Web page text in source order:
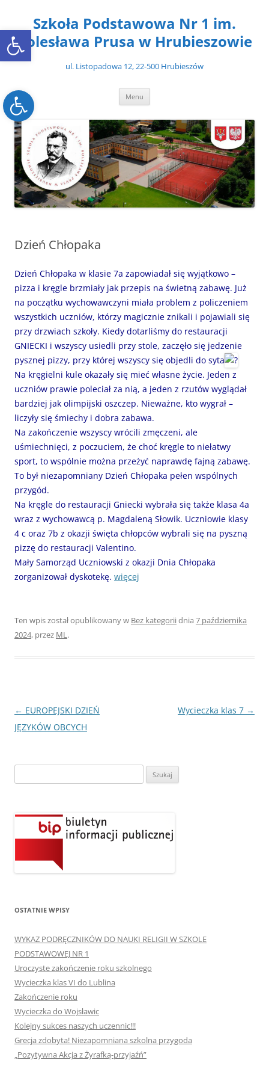
Open toolbar
Open toolbar
treściSzkoła Podstawowa Nr 1 im.
Bolesława Prusa w Hrubieszowie
ul. Listopadowa 12, 22-500 Hrubieszów
Menu
Dzień Chłopaka
Dzień Chłopaka w klasie 7a zapowiadał się wyjątkowo –
pizza i kręgle brzmiały jak przepis na świetną zabawę. Już
na początku wychowawczyni miała problem z policzeniem
wszystkich uczniów, którzy magicznie znikali i pojawiali się
przy drzwiach szkoły. Kiedy dotarliśmy do restauracji
GNIECKI i wszyscy usiedli przy stole, zaczęło się jedzenie
pysznej pizzy, przy której wszyscy się objedli do syta
Na kręgielni kule okazały się mieć własne życie. Jeden z
uczniów prawie poleciał za nią, a jeden z rzutów wyglądał
bardziej jak olimpijski oszczep. Nieważne, kto wygrał –
liczyły się śmiechy i dobra zabawa.
Na zakończenie wszyscy wrócili zmęczeni, ale
uśmiechnięci, z poczuciem, że choć kręgle to niełatwy
sport, to wspólnie można przeżyć naprawdę fajną zabawę.
To był niezapomniany Dzień Chłopaka pełen wspólnych
przygód.
Na kręgle do restauracji Gniecki wybrała się także klasa 4a
wraz z wychowawcą p. Magdaleną Słowik. Uczniowie klasy
4 c oraz 7b z okazji święta chłopców wybrali się na pyszną
pizzę do restauracji Valentino.
Mały Samorząd Uczniowski z okazji Dnia Chłopaka
zorganizował dyskotekę. więcej
Ten wpis został opublikowany w Bez kategoriidnia 7 października
2024, przez ML.
Nawigacja
wpisu
← EUROPEJSKI DZIEŃ
JĘZYKÓW OBCYCH
Wycieczka klas 7 →
OSTATNIE WPISY
WYKAZ PODRĘCZNIKÓW DO NAUKI RELIGII W SZKOLE
PODSTAWOWEJ NR 1
Uroczyste zakończenie roku szkolnego
Wycieczka klas VI do Lublina
Zakończenie roku
Wycieczka do Wojsławic
Kolejny sukces naszych uczennic!!!
Grecja zdobyta! Niezapomniana szkolna przygoda
„Pozytywna Akcja z Żyrafką-przyjaźń”